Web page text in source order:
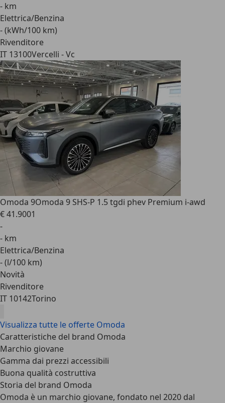
- km
Elettrica/Benzina
- (kWh/100 km)
Rivenditore
IT 13100Vercelli - Vc
Omoda 9Omoda 9 SHS-P 1.5 tgdi phev Premium i-awd
€ 41.9001
-
- km
Elettrica/Benzina
- (l/100 km)
Novità
Rivenditore
IT 10142Torino
Visualizza tutte le offerte Omoda
Caratteristiche del brand Omoda
Marchio giovane
Gamma dai prezzi accessibili
Buona qualità costruttiva
Storia del brand Omoda
Omoda è un marchio giovane, fondato nel 2020 dal